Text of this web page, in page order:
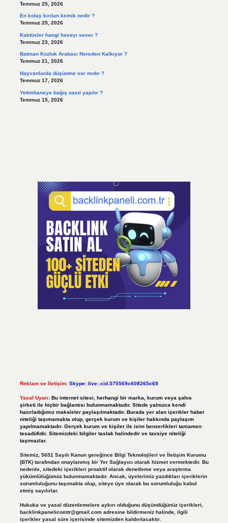
Temmuz 25, 2026
En kolay kırılan kemik nedir ?
Temmuz 25, 2026
Kaktüsler hangi havayı sever ?
Temmuz 23, 2026
Batman Kozluk Arabası Nereden Kalkıyor ?
Temmuz 21, 2026
Hayvanlarda düşünme var mıdır ?
Temmuz 17, 2026
Yetimhaneye bağış nasıl yapılır ?
Temmuz 15, 2026
Reklam ve İletişim: Skype: live:.cid.575569c608265c69
Yasal Uyarı: Bu internet sitesi, herhangi bir marka, kurum veya şahıs
şirketi ile hiçbir bağlantısı bulunmamaktadır. Sitede yalnızca kendi
hazırladığımız makaleler paylaşılmaktadır. Burada yer alan içerikler haber
niteliği taşımamakta olup, gerçek kurum ve kişiler hakkında paylaşım
yapılmamaktadır. Gerçek kurum ve kişiler ile isim benzerlikleri tamamen
tesadüfidir. Sitemizdeki bilgiler taslak halindedir ve tavsiye niteliği
taşımazlar.
Sitemiz, 5651 Sayılı Kanun gereğince Bilgi Teknolojileri ve İletişim Kurumu
(BTK) tarafından onaylanmış bir Yer Sağlayıcı olarak hizmet vermektedir. Bu
nedenle, sitedeki içerikleri proaktif olarak denetleme veya araştırma
yükümlülüğümüz bulunmamaktadır. Ancak, üyelerimiz yazdıkları içeriklerin
sorumluluğunu taşımakta olup, siteye üye olarak bu sorumluluğu kabul
etmiş sayılırlar.
Hukuka ve yasal düzenlemelere aykırı olduğunu düşündüğünüz içerikleri,
backlinkpanelicomtr@gmail.comadresine bildirmeniz halinde, ilgili
içerikler yasal süre içerisinde sitemizden kaldırılacaktır.